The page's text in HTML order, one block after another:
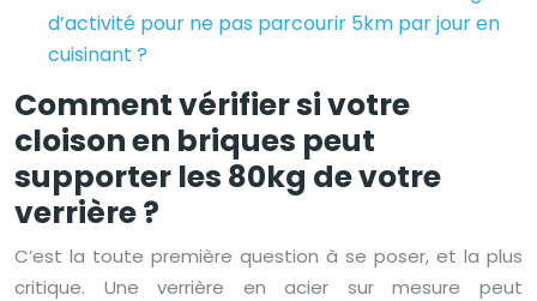
d’activité pour ne pas parcourir 5km par jour en
cuisinant ?
Comment vérifier si votre
cloison en briques peut
supporter les 80kg de votre
verrière ?
C’est la toute première question à se poser, et la plus
critique. Une verrière en acier sur mesure peut